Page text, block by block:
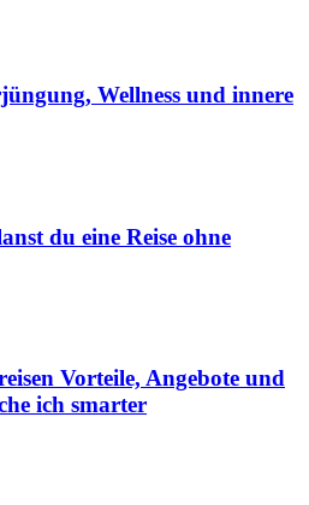
Wellness und innere
du eine Reise ohne
Vorteile, Angebote und
ich smarter